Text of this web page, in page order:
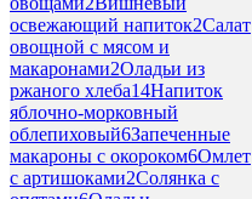
освежающий напиток2Салат
овощной с мясом и
макаронами2Оладьи из
ржаного хлеба14Напиток
яблочно-морковный
облепиховый6Запеченные
макароны с окороком6Омлет
с артишоками2Солянка с